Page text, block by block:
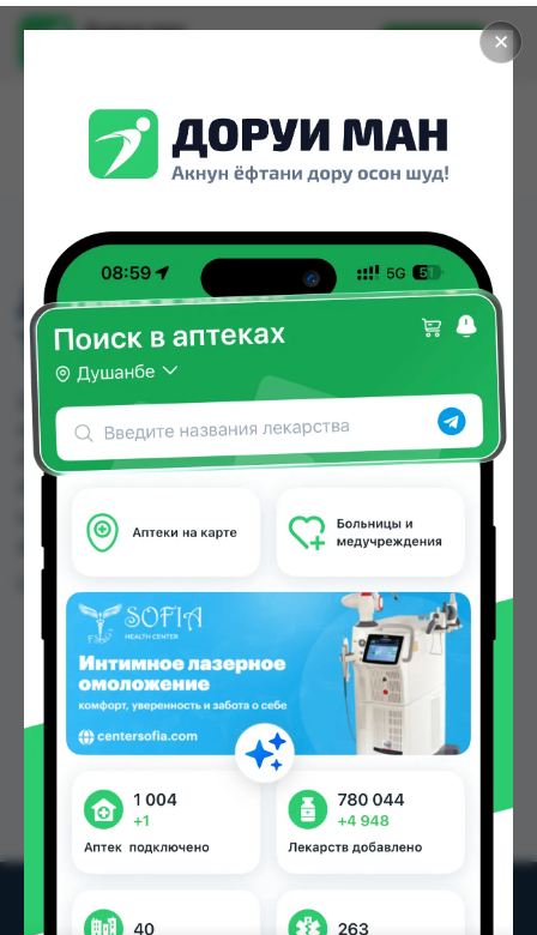
✕
Доруи ман
Установить
ДЕКЛОСИД КРЕМ 30Г
ТУБА
ДЕКЛОСИД КРЕМ 30Г ТУБА можно купить или
заказать в аптеках, Саховати Истаравшан,
Абубакри Карим, Авиценна, АЗИЗ ВАКО ,
цене от 55.00 TJS до 77.00 TJS в Душанбе и
других городах Таджикистана